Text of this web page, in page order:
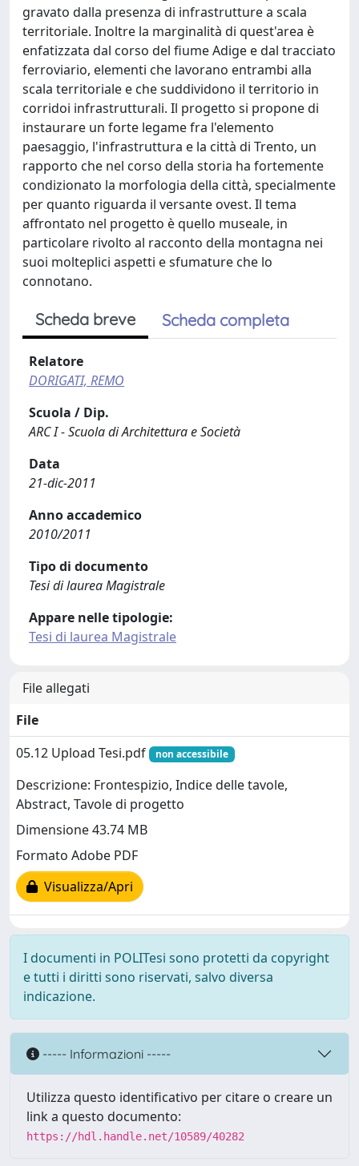
gravato dalla presenza di infrastrutture a scala
territoriale. Inoltre la marginalità di quest'area è
enfatizzata dal corso del fiume Adige e dal tracciato
ferroviario, elementi che lavorano entrambi alla
scala territoriale e che suddividono il territorio in
corridoi infrastrutturali. Il progetto si propone di
instaurare un forte legame fra l'elemento
paesaggio, l'infrastruttura e la città di Trento, un
rapporto che nel corso della storia ha fortemente
condizionato la morfologia della città, specialmente
per quanto riguarda il versante ovest. Il tema
affrontato nel progetto è quello museale, in
particolare rivolto al racconto della montagna nei
suoi molteplici aspetti e sfumature che lo
connotano.
Scheda breve Scheda completa
Relatore
DORIGATI, REMO
Scuola / Dip.
ARC I - Scuola di Architettura e Società
Data
21-dic-2011
Anno accademico
2010/2011
Tipo di documento
Tesi di laurea Magistrale
Appare nelle tipologie:
Tesi di laurea Magistrale
File allegati
File
05.12 Upload Tesi.pdf
non accessibile
Descrizione: Frontespizio, Indice delle tavole,
Abstract, Tavole di progetto
Dimensione 43.74 MB
Formato Adobe PDF
Visualizza/Apri
I documenti in POLITesi sono protetti da copyright
e tutti i diritti sono riservati, salvo diversa
indicazione.
----- Informazioni -----
Utilizza questo identificativo per citare o creare un
link a questo documento:
https://hdl.handle.net/10589/40282